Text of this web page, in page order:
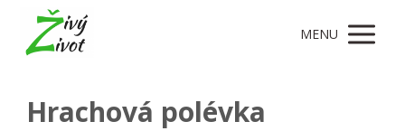
MENU
Hrachová polévka